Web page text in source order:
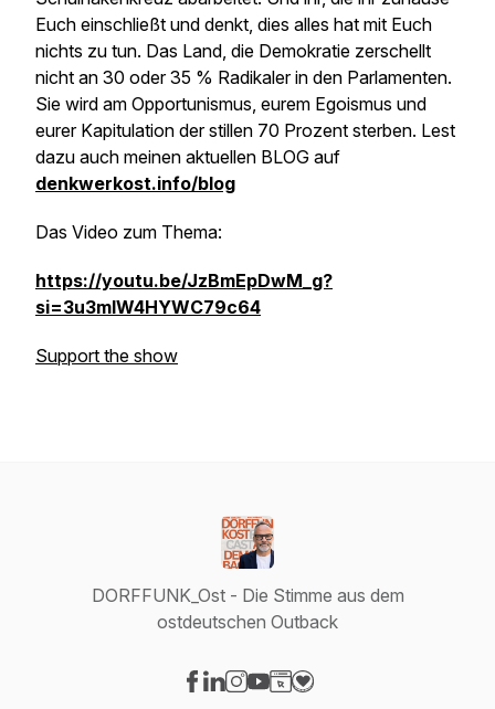
Euch einschließt und denkt, dies alles hat mit Euch
nichts zu tun. Das Land, die Demokratie zerschellt
nicht an 30 oder 35 % Radikaler in den Parlamenten.
Sie wird am Opportunismus, eurem Egoismus und
eurer Kapitulation der stillen 70 Prozent sterben. Lest
dazu auch meinen aktuellen BLOG auf
denkwerkost.info/blog
Das Video zum Thema:
https://youtu.be/JzBmEpDwM_g?
si=3u3mlW4HYWC79c64
Support the show
DORFFUNK_Ost - Die Stimme aus dem
ostdeutschen Outback